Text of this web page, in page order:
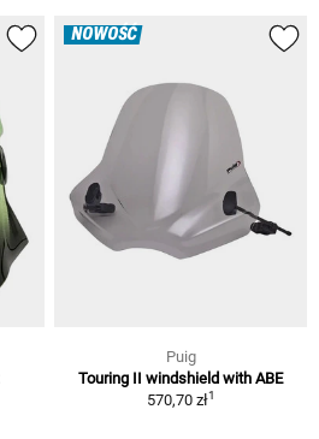
NOWOŚĆ
Puig
Touring II windshield with ABE
570,70 zł1